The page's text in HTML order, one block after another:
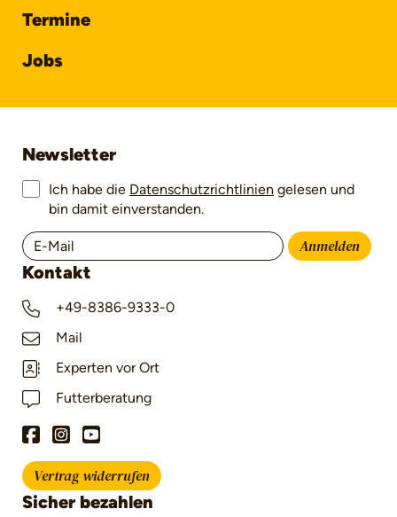
Termine
Jobs
Newsletter
Ich habe die Datenschutzrichtlinien gelesen und
bin damit einverstanden.
Anmelden
Kontakt
+49-8386-9333-0
Mail
Experten vor Ort
Futterberatung
Vertrag widerrufen
Sicher bezahlen